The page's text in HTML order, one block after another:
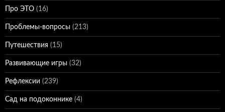
Про ЭТО (16)
Проблемы-вопросы (213)
Путешествия (15)
Развивающие игры (32)
Рефлексии (239)
Сад на подоконнике (4)